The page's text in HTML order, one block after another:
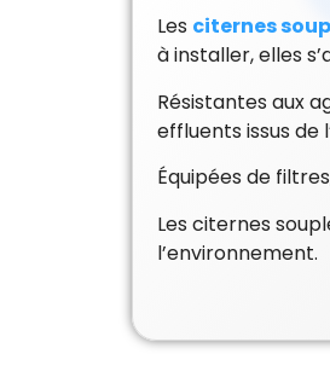
Les citernes
à installer, elles
Résistantes aux
effluents issus de
Équipées de
Les citernes
l’environnement.